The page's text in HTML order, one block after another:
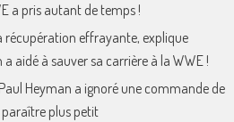
a pris autant de temps !
récupération effrayante, explique
aidé à sauver sa carrière à la WWE !
Heyman a ignoré une commande de
paraître plus petit